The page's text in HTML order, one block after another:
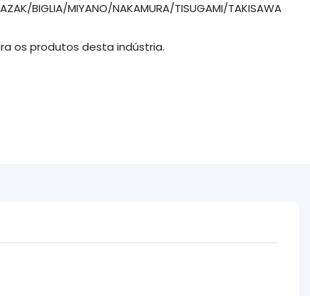
BIGLIA/MIYANO/NAKAMURA/TISUGAMI/TAKISAWA
os produtos desta indústria.